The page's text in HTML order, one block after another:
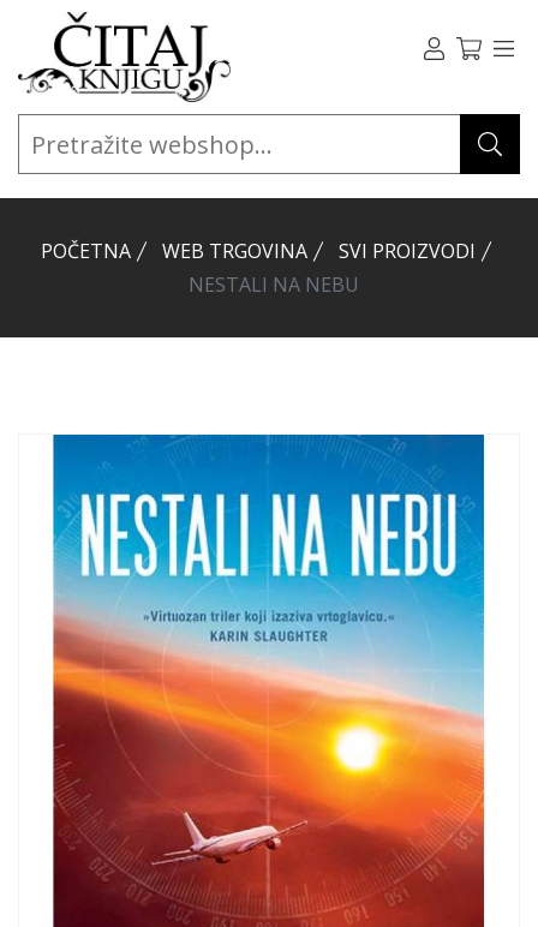
POČETNA WEB TRGOVINA
SVI PROIZVODI
NESTALI NA NEBU